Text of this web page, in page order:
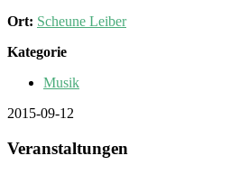
Ort: Scheune Leiber
Kategorie
Musik
2015-09-12
Veranstaltungen